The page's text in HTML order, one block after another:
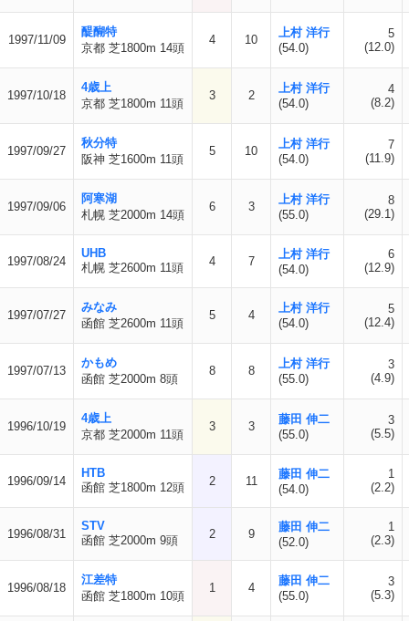
1997/11/09
醍醐特
京都 芝1800m 14頭
4 10
上村 洋行
(54.0)
5
(12.0)
1997/10/18
4歳上
京都 芝1800m 11頭
3 2
上村 洋行
(54.0)
4
(8.2)
1997/09/27
秋分特
阪神 芝1600m 11頭
5 10
上村 洋行
(54.0)
7
(11.9)
1997/09/06
阿寒湖
札幌 芝2000m 14頭
6 3
上村 洋行
(55.0)
8
(29.1)
1997/08/24
UHB
札幌 芝2600m 11頭
4 7
上村 洋行
(54.0)
6
(12.9)
1997/07/27
みなみ
函館 芝2600m 11頭
5 4
上村 洋行
(54.0)
5
(12.4)
1997/07/13
かもめ
函館 芝2000m 8頭
8 8
上村 洋行
(55.0)
3
(4.9)
1996/10/19
4歳上
京都 芝2000m 11頭
3 3
藤田 伸二
(55.0)
3
(5.5)
1996/09/14
HTB
函館 芝1800m 12頭
2 11
藤田 伸二
(54.0)
1
(2.2)
1996/08/31
STV
函館 芝2000m 9頭
2 9
藤田 伸二
(52.0)
1
(2.3)
1996/08/18
江差特
函館 芝1800m 10頭
1 4
藤田 伸二
(55.0)
3
(5.3)